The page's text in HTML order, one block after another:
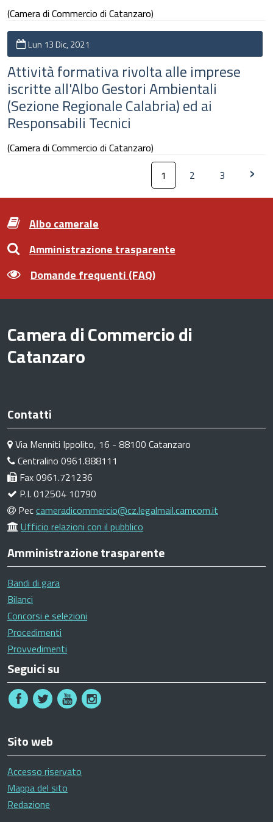
(Camera di Commercio di Catanzaro)
Lun 13 Dic, 2021
Attività formativa rivolta alle imprese
iscritte all'Albo Gestori Ambientali
(Sezione Regionale Calabria) ed ai
Responsabili Tecnici
(Camera di Commercio di Catanzaro)
1
2 3 ›
Albo camerale
Amministrazione trasparente
Domande frequenti (FAQ)
Camera di Commercio di
Catanzaro
Contatti
Via Menniti Ippolito, 16 - 88100 Catanzaro
Centralino 0961.888111
Fax 0961.721236
P.I. 012504 10790
Peccameradicommercio@cz.legalmail.camcom.it
Ufficio relazioni con il pubblico
Amministrazione trasparente
Bandi di gara
Bilanci
Concorsi e selezioni
Procedimenti
Provvedimenti
Seguici su
Sito web
Accesso riservato
Mappa del sito
Redazione